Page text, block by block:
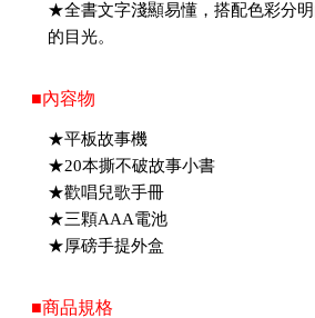
★全書文字淺顯易懂，搭配色彩分
的目光。
■內容物
★平板故事機
★20本撕不破故事小書
★歡唱兒歌手冊
★三顆AAA電池
★厚磅手提外盒
■商品規格